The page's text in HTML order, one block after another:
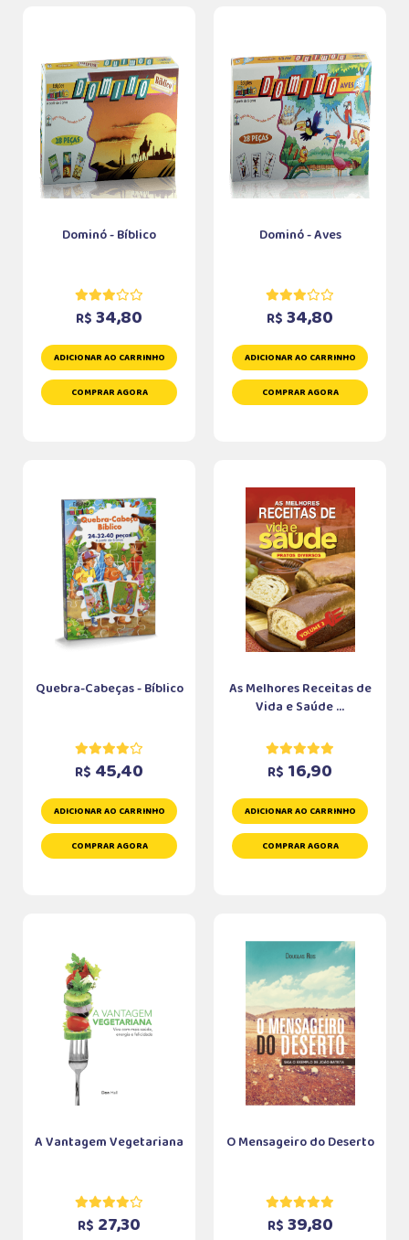
Dominó - Bíblico
R$ 34,80
ADICIONAR AO CARRINHO
COMPRAR AGORA
Dominó - Aves
R$ 34,80
ADICIONAR AO CARRINHO
COMPRAR AGORA
Quebra-Cabeças - Bíblico
R$ 45,40
ADICIONAR AO CARRINHO
COMPRAR AGORA
As Melhores Receitas de
Vida e Saúde ...
R$ 16,90
ADICIONAR AO CARRINHO
COMPRAR AGORA
A Vantagem Vegetariana
R$ 27,30
O Mensageiro do Deserto
R$ 39,80